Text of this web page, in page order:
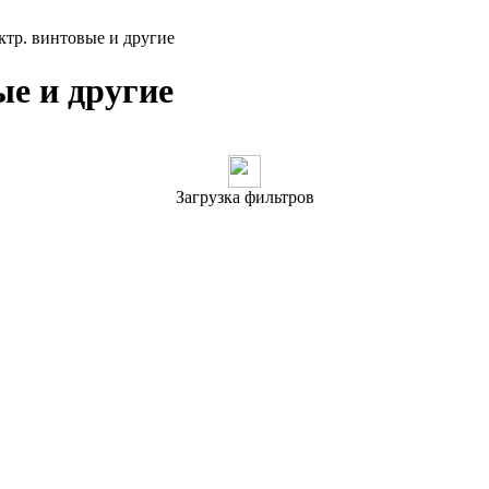
винтовые и другие
и другие
Загрузка фильтров